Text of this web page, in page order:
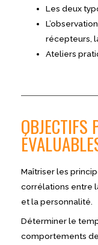
Les deux
récepteurs,
Ateliers
OBJECTIFS
Maîtriser les
corrélations entre
et la personnalité.
Déterminer le
comportements